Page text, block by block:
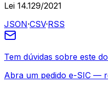
Lei 14.129/2021
JSON·CSV·RSS
Tem dúvidas sobre este
Abra um pedido e-SIC —